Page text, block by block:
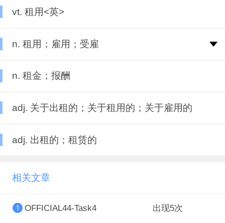
vt. 租用<英>
n. 租用；雇用；受雇
n. 租金；报酬
adj. 关于出租的；关于租用的；关于雇用的
adj. 出租的；租赁的
相关文章
OFFICIAL44-Task4 出现5次